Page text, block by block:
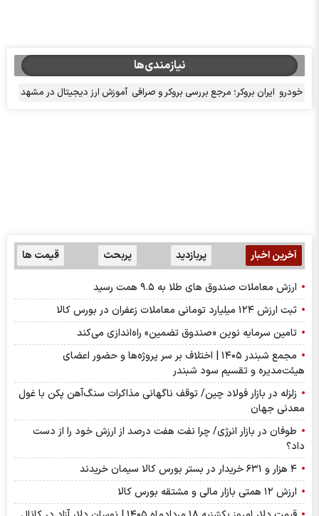
نیازمندی‌ها
خودرو ایران بروکر؛ مرجع بررسی بروکر و صرافی آموزش ارز دیجیتال در مشهد
آخرین اخبار پربازدید پربحث قیمت ها
ارزش معاملات صندوق های طلا به ۹.۵ همت رسید
ثبت ارزش ۱۲۴ میلیارد تومانی معاملات زعفران در بورس کالا
تامین سرمایه نوین «صندوق تضمین» راه‌اندازی می‌کند
مجمع شبندر ۱۴۰۵ | اختلاف بر سر پروژه‌ها و حضور اعضای
هیئت‌مدیره و تقسیم سود شبندر
زلزله در بازار فولاد چین/ توقف ناگهانی مذاکرات سنگ‌آهن پکن با غول
معدنی جهان
طوفان در بازار انرژی/ چرا نفت هفت درصد از ارزش خود را از دست
داد؟
ارزش ۱۲ همتی بازار مالی و مشتقه بورس کالا